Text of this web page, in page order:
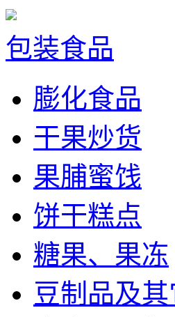
包装食品
膨化食品
干果炒货
果脯蜜饯
饼干糕点
糖果、果冻
豆制品及